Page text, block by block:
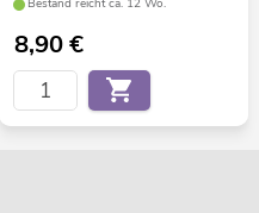
Bestand reicht ca. 12 Wo.
8,90€